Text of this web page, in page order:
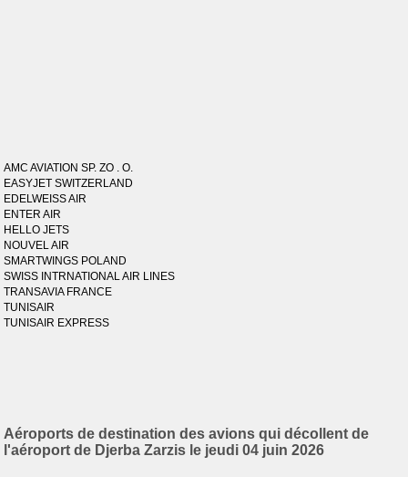
AMC AVIATION SP. ZO . O.
EASYJET SWITZERLAND
EDELWEISS AIR
ENTER AIR
HELLO JETS
NOUVEL AIR
SMARTWINGS POLAND
SWISS INTRNATIONAL AIR LINES
TRANSAVIA FRANCE
TUNISAIR
TUNISAIR EXPRESS
Aéroports de destination des avions qui décollent de
l'aéroport de Djerba Zarzis le jeudi 04 juin 2026